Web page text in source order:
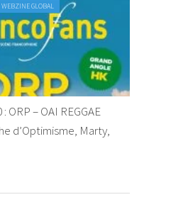
WEBZINE GLOBAL
ORP – OAI REGGAE
d’Optimisme, Marty,